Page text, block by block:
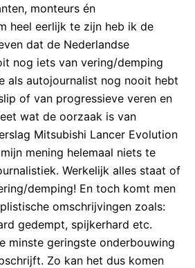
monteurs én
heel eerlijk te zijn heb ik de
dat de Nederlandse
nog iets van vering/demping
als autojournalist nog nooit hebt
of van progressieve veren en
wat de oorzaak is van
Mitsubishi Lancer Evolution
mening helemaal niets te
Werkelijk alles staat of
demping! En toch komt men
omschrijvingen zoals:
gedempt, spijkerhard etc.
minste geringste onderbouwing
Zo kan het dus komen